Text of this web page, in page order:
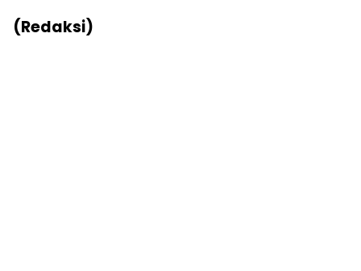
(Redaksi)